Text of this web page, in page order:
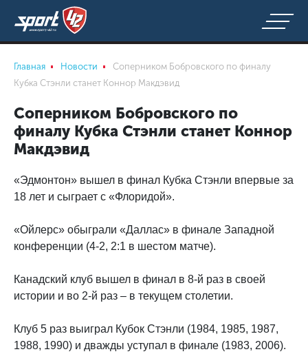
Главная Новости
Соперником Бобровского по финалу
Кубка Стэнли станет Коннор Макдэвид
Соперником Бобровского по
финалу Кубка Стэнли станет Коннор
Макдэвид
«Эдмонтон» вышел в финал Кубка Стэнли впервые за
18 лет и сыграет с «Флоридой».
«Ойлерс» обыграли «Даллас» в финале Западной
конференции (4-2, 2:1 в шестом матче).
Канадский клуб вышел в финал в 8-й раз в своей
истории и во 2-й раз – в текущем столетии.
Клуб 5 раз выиграл Кубок Стэнли (1984, 1985, 1987,
1988, 1990) и дважды уступал в финале (1983, 2006).